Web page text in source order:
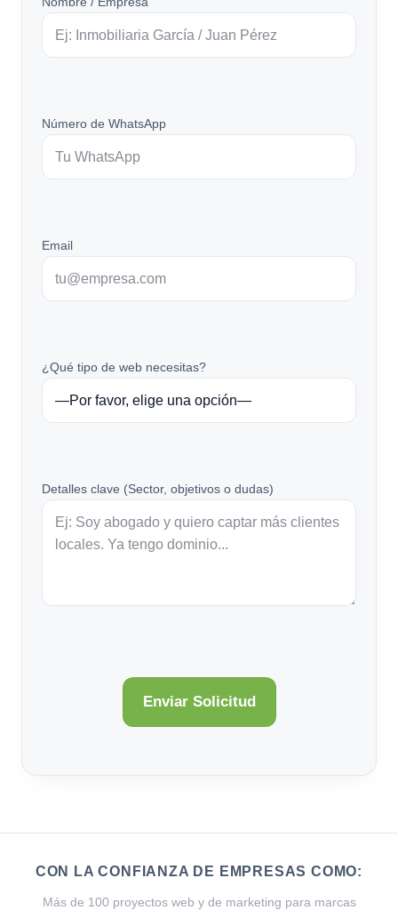
Número de WhatsApp
Email
¿Qué tipo de web necesitas?
Detalles clave (Sector, objetivos o dudas)
CON LA CONFIANZA DE EMPRESAS COMO:
Más de 100 proyectos web y de marketing para marcas